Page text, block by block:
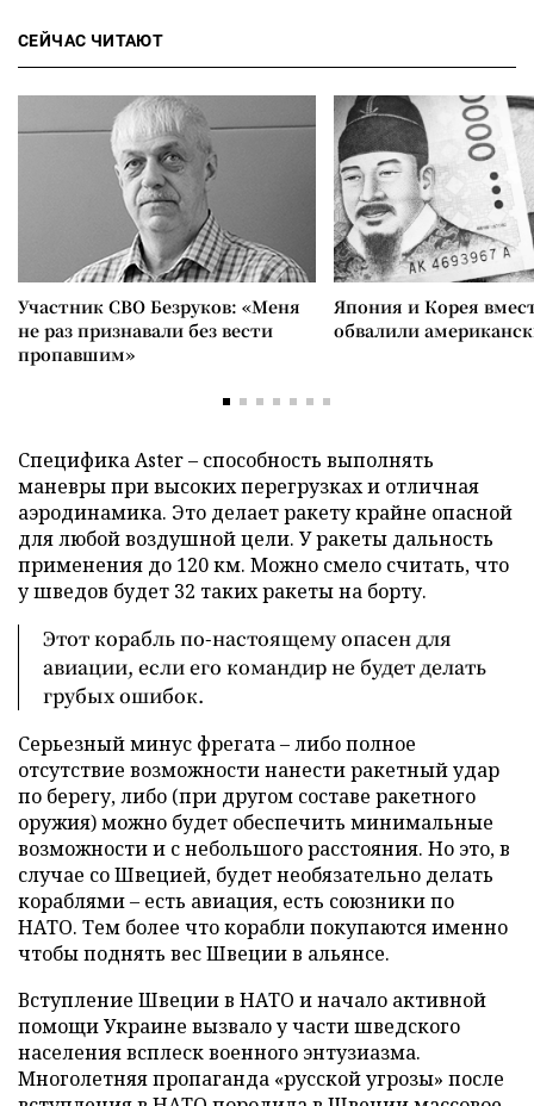
СЕЙЧАС ЧИТАЮТ
Участник СВО Безруков: «Меня
не раз признавали без вести
пропавшим»
Япония и Корея
обвалили
Специфика Aster – способность выполнять
маневры при высоких перегрузках и отличная
аэродинамика. Это делает ракету крайне опасной
для любой воздушной цели. У ракеты дальность
применения до 120 км. Можно смело считать, что
у шведов будет 32 таких ракеты на борту.
Этот корабль по-настоящему опасен для
авиации, если его командир не будет делать
грубых ошибок.
Серьезный минус фрегата – либо полное
отсутствие возможности нанести ракетный удар
по берегу, либо (при другом составе ракетного
оружия) можно будет обеспечить минимальные
возможности и с небольшого расстояния. Но это, в
случае со Швецией, будет необязательно делать
кораблями – есть авиация, есть союзники по
НАТО. Тем более что корабли покупаются именно
чтобы поднять вес Швеции в альянсе.
Вступление Швеции в НАТО и начало активной
помощи Украине вызвало у части шведского
населения всплеск военного энтузиазма.
Многолетняя пропаганда «русской угрозы» после